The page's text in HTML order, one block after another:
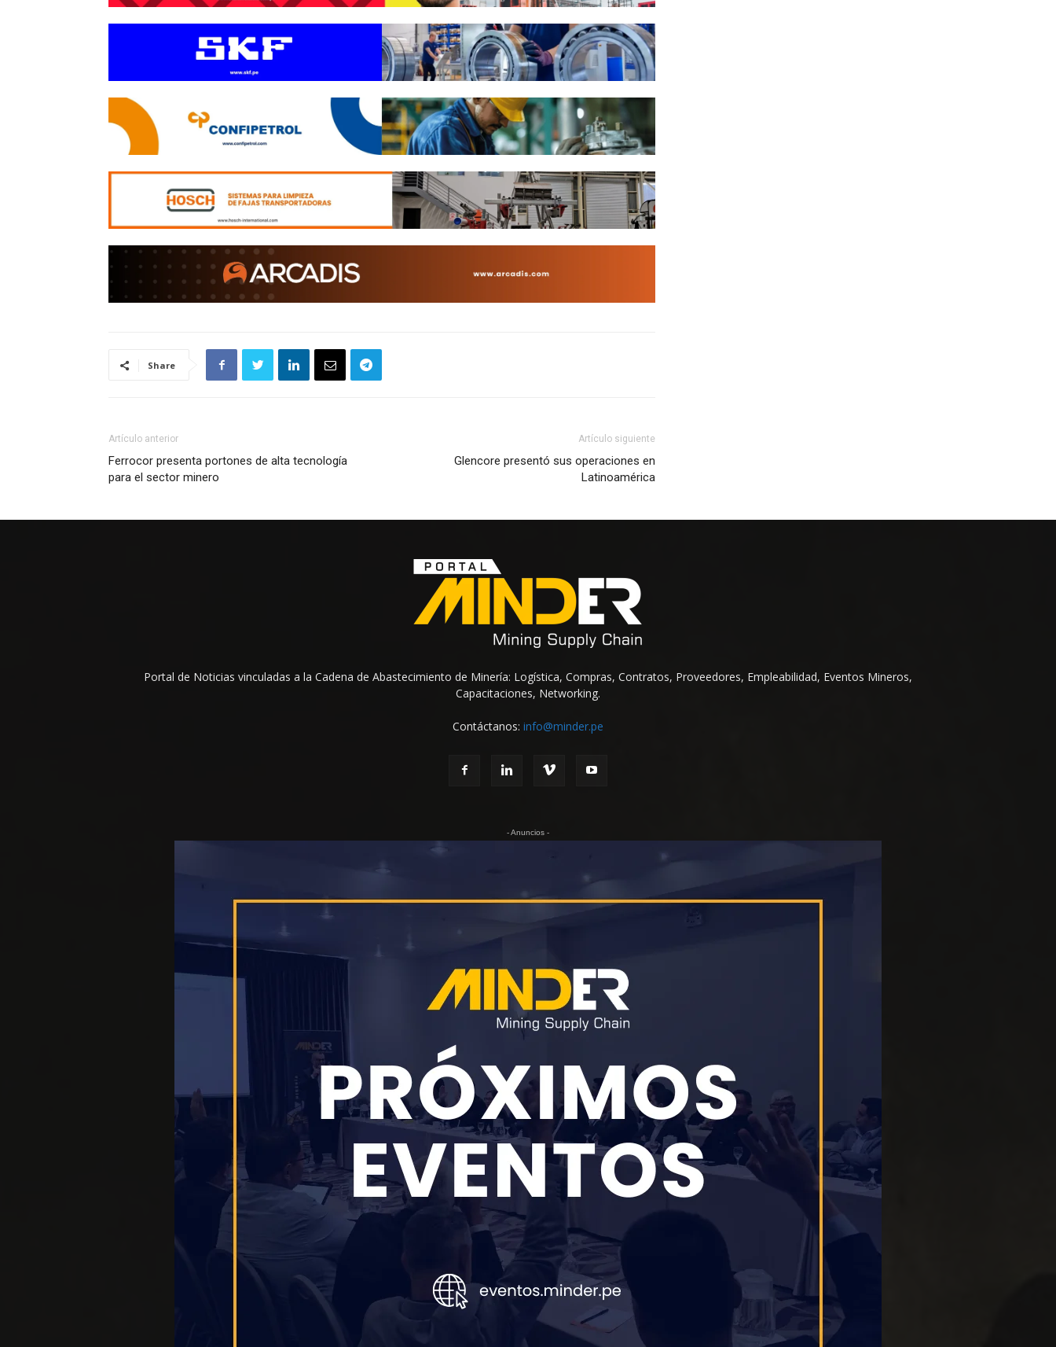
Share
Artículo anterior
Ferrocor presenta portones de alta tecnología
para el sector minero
Artículo siguiente
Glencore presentó sus operaciones en
Latinoamérica
Portal de Noticias vinculadas a la Cadena de Abastecimiento de Minería: Logística, Compras, Contratos, Proveedores, Empleabilidad, Eventos Mineros,
Capacitaciones, Networking.
Contáctanos: info@minder.pe
- Anuncios -